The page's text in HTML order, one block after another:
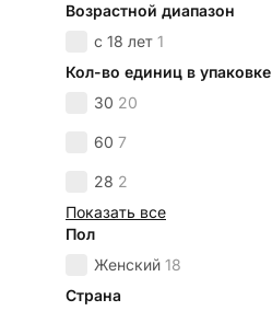
Возрастной диапазон
с 18 лет 1
Кол-во единиц в упаковке
30 20
60 7
28 2
Показать все
Пол
Женский 18
Страна